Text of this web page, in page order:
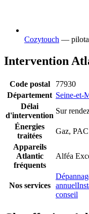
Cozytouch —
Intervention
Code postal
77930
Département Seine-et-
Délai
d'intervention
Sur
Énergies
traitées
Gaz, PAC
Appareils
Atlantic
fréquents
Alféa
Nos services
annuel
conseil